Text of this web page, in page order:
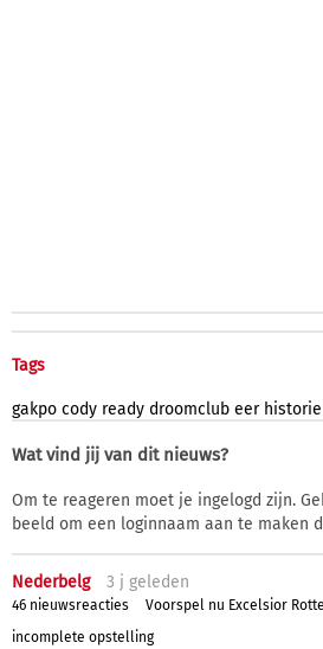
Tags
gakpo cody ready droomclub eer historie
Wat vind jij van dit nieuws?
Om te reageren moet je ingelogd zijn.
beeld om een loginnaam aan te maken
Nederbelg 3 j geleden
46 nieuwsreacties
Voorspel nu Excelsior
incomplete opstelling